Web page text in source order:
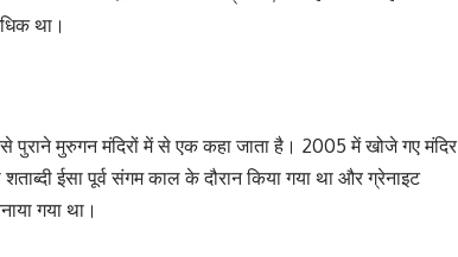
था।
मुरुगन मंदिरों में से एक कहा जाता है। 2005 में खोजे गए मंदिर
ईसा पूर्व संगम काल के दौरान किया गया था और ग्रेनाइट
गया था।